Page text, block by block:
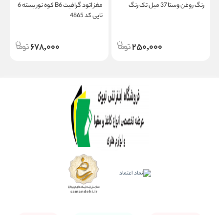
رنگ روغن وستا 37 میل تک رنگ
250,000
مغز اتود گرافیت B6 کوه نور بسته 6
تایی کد 4865
678,000